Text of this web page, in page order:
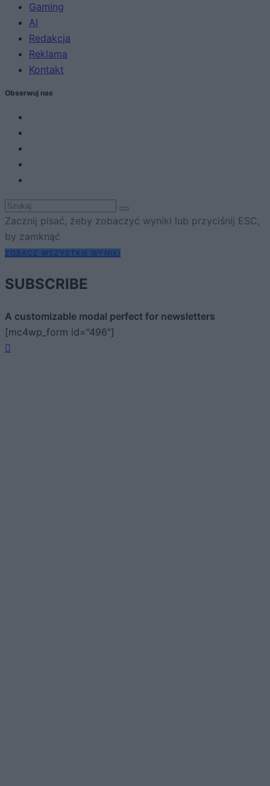
Gaming
AI
Redakcja
Reklama
Kontakt
Obserwuj nas
Zacznij pisać, żeby zobaczyć wyniki lub przyciśnij ESC,
by zamknąć
ZOBACZ WSZYSTKIE WYNIKI
SUBSCRIBE
A customizable modal perfect for newsletters
[mc4wp_form id="496"]